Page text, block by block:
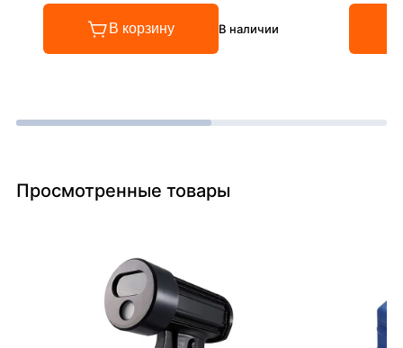
В корзину В наличии
Просмотренные товары